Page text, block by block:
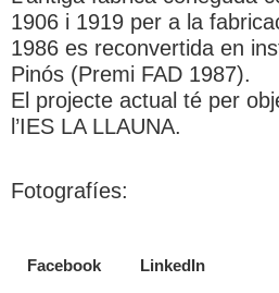
1906 i 1919 per a la
1986 es reconvertida en
Pinós (Premi FAD 1987).
El projecte actual té per
l’IES LA LLAUNA.
Fotografíes:
Facebook LinkedIn